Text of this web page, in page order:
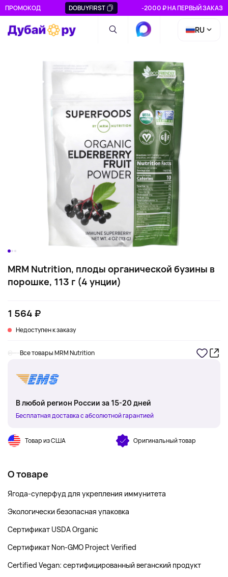
ПРОМОКОД DOBUYFIRST -2000 ₽ НА ПЕРВЫЙ ЗАКАЗ
RU
MRM Nutrition, плоды органической бузины в
порошке, 113 г (4 унции)
1 564 ₽
Недоступен к заказу
Все товары MRM Nutrition
В любой регион России за 15-20 дней
Бесплатная доставка с абсолютной гарантией
Товар из США Оригинальный товар
О товаре
Ягода-суперфуд для укрепления иммунитета
Экологически безопасная упаковка
Сертификат USDA Organic
Сертификат Non-GMO Project Verified
Certified Vegan: сертифицированный веганский продукт